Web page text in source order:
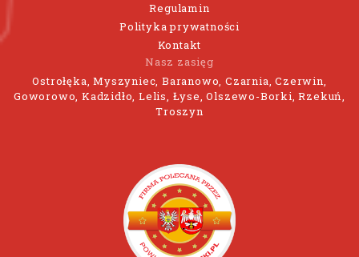
Regulamin
Polityka prywatności
Kontakt
Nasz zasięg
Ostrołęka, Myszyniec, Baranowo, Czarnia, Czerwin,
Goworowo, Kadzidło, Lelis, Łyse, Olszewo-Borki, Rzekuń,
Troszyn